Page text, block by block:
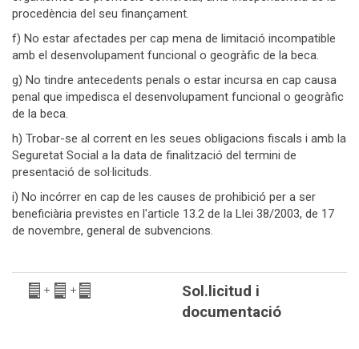
procedència del seu finançament.
f) No estar afectades per cap mena de limitació incompatible
amb el desenvolupament funcional o geogràfic de la beca.
g) No tindre antecedents penals o estar incursa en cap causa
penal que impedisca el desenvolupament funcional o geogràfic
de la beca.
h) Trobar-se al corrent en les seues obligacions fiscals i amb la
Seguretat Social a la data de finalització del termini de
presentació de sol·licituds.
i) No incórrer en cap de les causes de prohibició per a ser
beneficiària previstes en l'article 13.2 de la Llei 38/2003, de 17
de novembre, general de subvencions.
Sol.licitud i
documentació